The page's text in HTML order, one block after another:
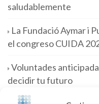
saludablemente
La Fundació Aymar i
el congreso CUIDA
Voluntades
decidir tu futuro